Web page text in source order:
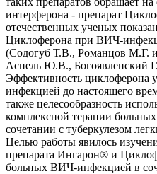
интерферона - препарат
отечественных ученых
Циклоферона при ВИЧ-
(Содогуб Т.В., Романцов М.Г.
Аспель Ю.В., Богоявленский
Эффективность циклоферона
инфекцией до настоящего
также целесообразность
комплексной терапии
сочетании с туберкулезом
Целью работы явилось
препарата Ингарон® и
больных ВИЧ-инфекцией в